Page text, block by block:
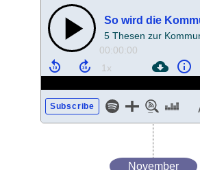
5 Thesen zur
00:00:00
Subscribe
November